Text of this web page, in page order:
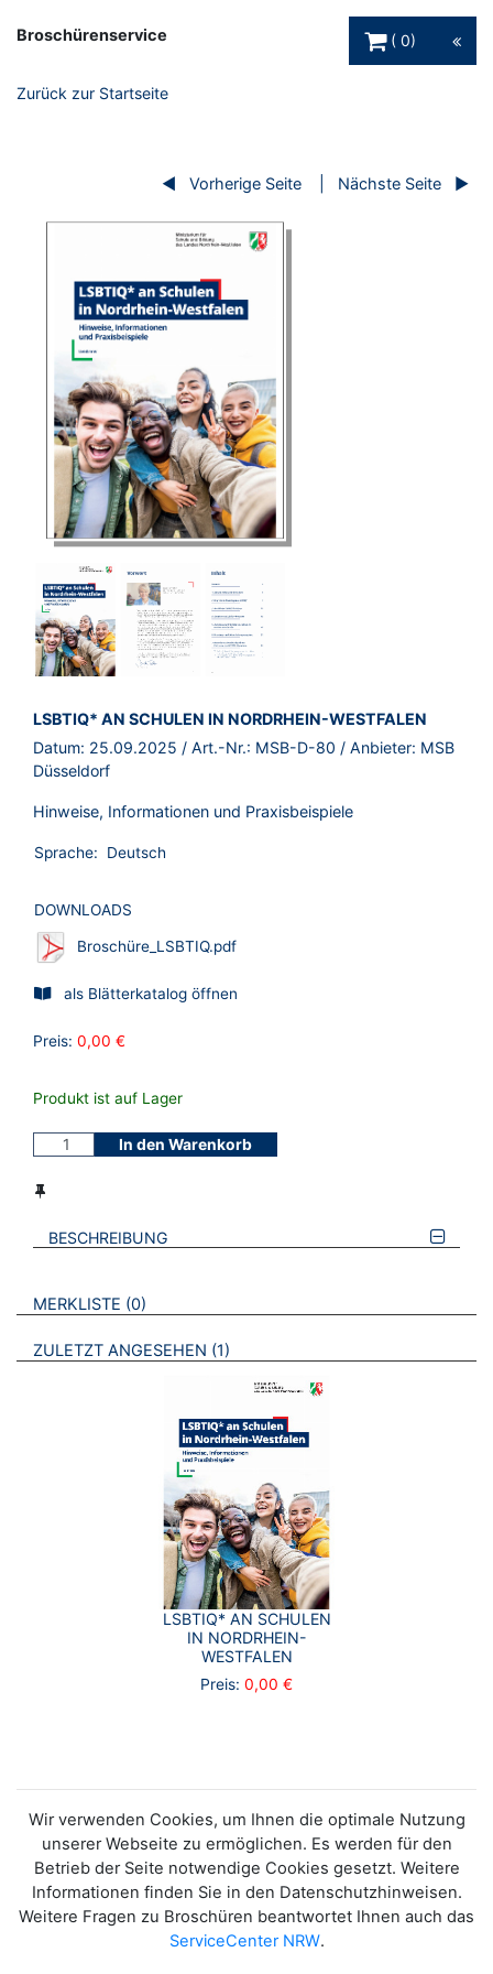
Broschürenservice
0
Zurück zur Startseite
Vorherige Seite Nächste Seite
BROSCHÜRE:
LSBTIQ* AN SCHULEN IN NORDRHEIN-WESTFALEN
Datum: 25.09.2025 / Art.-Nr.: MSB-D-80 / Anbieter: MSB
Düsseldorf
Hinweise, Informationen und Praxisbeispiele
Sprache: Deutsch
DOWNLOADS
Broschüre_LSBTIQ.pdf
als Blätterkatalog öffnen
Preis: 0,00 €
Produkt ist auf Lager
In den Warenkorb
BESCHREIBUNG
VERWEISE AUF VERMERKTE- ODER ZULETZT ANGESEHENE
MERKLISTE 0 BROSCHÜREN
ZULETZT ANGESEHEN 1 BROSCHÜREN
LSBTIQ* AN SCHULEN
IN NORDRHEIN-
WESTFALEN
Preis: 0,00 €
Wir verwenden Cookies, um Ihnen die optimale Nutzung
unserer Webseite zu ermöglichen. Es werden für den
Betrieb der Seite notwendige Cookies gesetzt. Weitere
Informationen finden Sie in den Datenschutzhinweisen.
Weitere Fragen zu Broschüren beantwortet Ihnen auch das
ServiceCenter NRW.